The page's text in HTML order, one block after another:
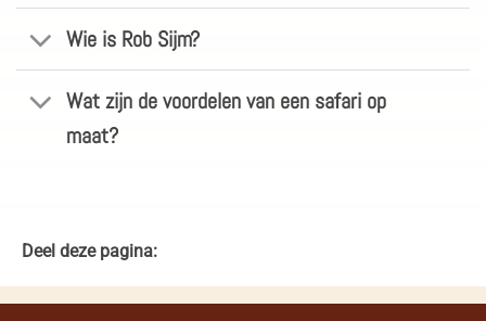
Wie is Rob Sijm?
Wat zijn de voordelen van een safari op
maat?
Deel deze pagina: